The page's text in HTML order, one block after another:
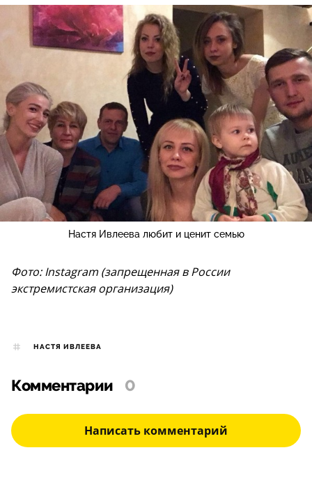
Настя Ивлеева любит и ценит семью
Фото: Instagram (запрещенная в России
экстремистская организация)
НАСТЯ ИВЛЕЕВА
Комментарии 0
Написать комментарий